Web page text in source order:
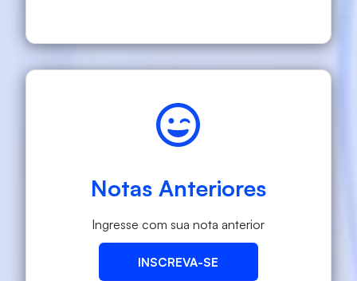
Notas Anteriores
Ingresse com sua nota anterior
INSCREVA-SE